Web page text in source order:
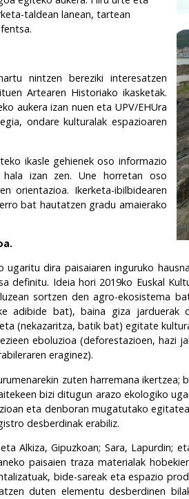
taldean lanean, tartean
nintzen bereziki interesatzen
Artearen Historiako ikasketak.
aukera izan nuen eta UPV/EHUra
ondare kulturalak espazioaren
ikasle gehienek oso informazio
izan zen. Une horretan oso
orientazioa. Ikerketa-ibilbidearen
bat hautatzen gradu amaierako
dira paisaiaren inguruko
Ideia hori 2019ko Euskal
sortzen den agro-ekosistema
adibide bat), baina giza jarduerak
(nekazaritza, batik bat) egitate
eboluzioa (deforestazioen, hazi
eraginez).
zuten harremana
bizi ditugun arazo ekologiko
eta denboran mugatutako
desberdinak erabiliz.
Alkiza, Gipuzkoan; Sara, Lapurdin;
paisaien traza materialak
bide-sareak eta espazio
duten elementu desberdinen